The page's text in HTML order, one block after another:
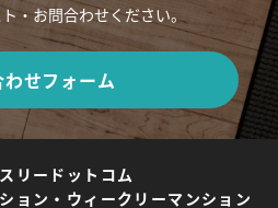
・お問合わせください。
せフォーム
リードットコム
ョン・ウィークリーマンション